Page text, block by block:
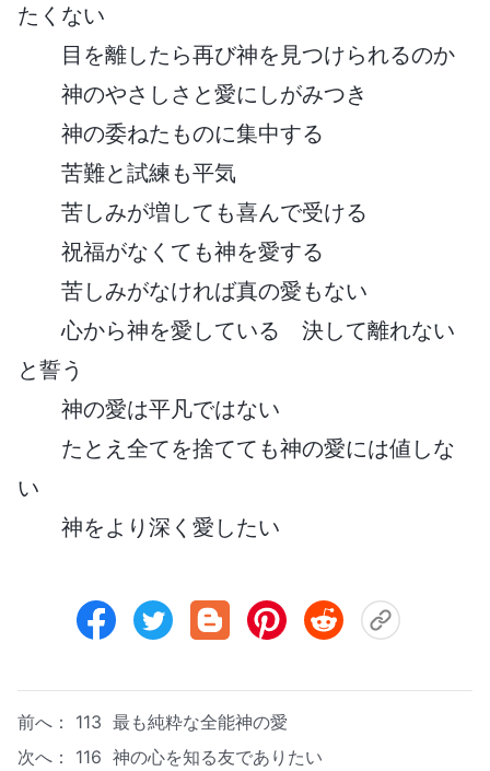
たくない
目を離したら再び神を見つけられるのか
神のやさしさと愛にしがみつき
神の委ねたものに集中する
苦難と試練も平気
苦しみが増しても喜んで受ける
祝福がなくても神を愛する
苦しみがなければ真の愛もない
心から神を愛している 決して離れない
と誓う
神の愛は平凡ではない
たとえ全てを捨てても神の愛には値しな
い
神をより深く愛したい
前へ： 113 最も純粋な全能神の愛
次へ： 116 神の心を知る友でありたい